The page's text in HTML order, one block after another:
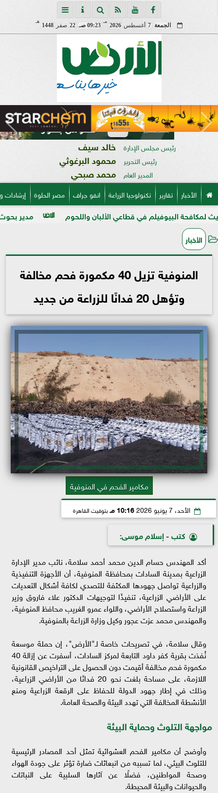
الجمعة 7 أغسطس 2026
مـ
09:23 صـ 22 صفر 1448
هـ
رئيس مجلس الإدارة خالد سيف
رئيس التحرير محمود البرغوثي
المدير العام محمد صبحي
الأخبار تقارير تكنولوجيا الزراعة انفو جراف مصر الحلوة
مدير بحوث أمراض النباتات: في قطاعي الألبان واللحوم
الأخبار
المنوفية تزيل 40 مكمورة فحم مخالفة
وتؤهل 20 فدانًا للزراعة من جديد
مكامير الفحم في المنوفية
الأحد، 7 يونيو 2026 10:16 مـ بتوقيت القاهرة
كتب - إسلام موسى:
أكد المهندس حسام الدين محمد أحمد سلامة، نائب مدير الإدارة
الزراعية بمدينة السادات بمحافظة المنوفية، أن الأجهزة التنفيذية
والزراعية تواصل جهودها المكثفة للتصدي لكافة أشكال التعديات
على الأراضي الزراعية، تنفيذًا لتوجيهات الدكتور علاء فاروق وزير
الزراعة واستصلاح الأراضي، واللواء عمرو الغريب محافظ المنوفية،
والمهندس محمد عزت عجور وكيل وزارة الزراعة بالمنوفية.
وقال سلامة، في تصريحات خاصة لـ"الأرض"، إن حملة موسعة
نُفذت بقرية كفر داود التابعة لمركز السادات، أسفرت عن إزالة 40
مكمورة فحم مخالفة أقيمت دون الحصول على التراخيص القانونية
اللازمة، على مساحة بلغت نحو 20 فدانًا من الأراضي الزراعية،
وذلك في إطار جهود الدولة للحفاظ على الرقعة الزراعية ومنع
الأنشطة المخالفة التي تهدد البيئة والصحة العامة.
مواجهة التلوث وحماية البيئة
وأوضح أن مكامير الفحم العشوائية تمثل أحد المصادر الرئيسية
للتلوث البيئي، لما تسببه من انبعاثات ضارة تؤثر على جودة الهواء
وصحة المواطنين، فضلًا عن آثارها السلبية على النباتات
والحيوانات والبيئة المحيطة.